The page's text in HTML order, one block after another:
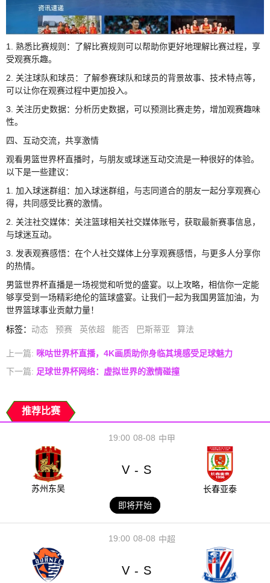
1. 熟悉比赛规则：了解比赛规则可以帮助你更好地理解比赛过程，享
受观赛乐趣。
2. 关注球队和球员：了解参赛球队和球员的背景故事、技术特点等，
可以让你在观赛过程中更加投入。
3. 关注历史数据：分析历史数据，可以预测比赛走势，增加观赛趣味
性。
四、互动交流，共享激情
观看男篮世界杯直播时，与朋友或球迷互动交流是一种很好的体验。
以下是一些建议：
1. 加入球迷群组：加入球迷群组，与志同道合的朋友一起分享观赛心
得，共同感受比赛的激情。
2. 关注社交媒体：关注篮球相关社交媒体账号，获取最新赛事信息，
与球迷互动。
3. 发表观赛感悟：在个人社交媒体上分享观赛感悟，与更多人分享你
的热情。
男篮世界杯直播是一场视觉和听觉的盛宴。以上攻略，相信你一定能
够享受到一场精彩绝伦的篮球盛宴。让我们一起为我国男篮加油，为
世界篮球事业贡献力量！
标签： 动态 预赛 英依超 能否 巴斯蒂亚 算法
上一篇: 咪咕世界杯直播，4K画质助你身临其境感受足球魅力
下一篇: 足球世界杯网络：虚拟世界的激情碰撞
推荐比赛
08-08
19:00 中甲
苏州东吴
V - S
长春亚泰
即将开始
08-08
19:00 中超
V - S